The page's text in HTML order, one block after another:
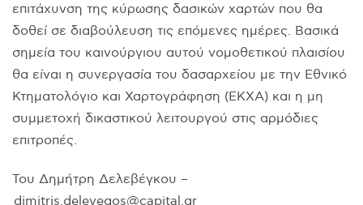
επιτάχυνση της κύρωσης δασικών χαρτών που θα
δοθεί σε διαβούλευση τις επόμενες ημέρες. Βασικά
σημεία του καινούργιου αυτού νομοθετικού πλαισίου
θα είναι η συνεργασία του δασαρχείου με την Εθνικό
Κτηματολόγιο και Χαρτογράφηση (ΕΚΧΑ) και η μη
συμμετοχή δικαστικού λειτουργού στις αρμόδιες
επιτροπές.
Του Δημήτρη Δελεβέγκου –
dimitris.delevegos@capital.gr